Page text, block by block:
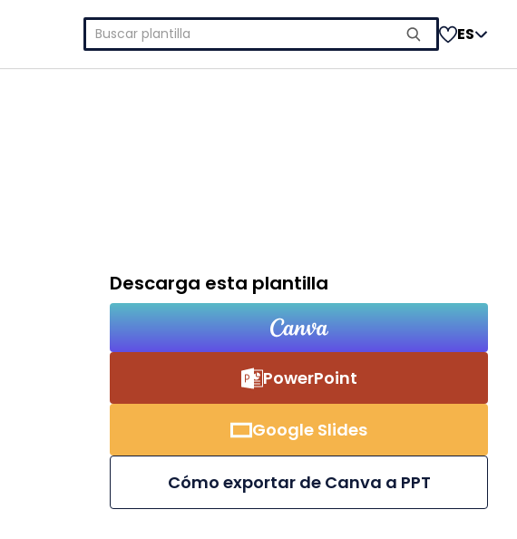
Buscar: ES
Descarga esta plantilla
PowerPoint
Google Slides
Cómo exportar de Canva a PPT